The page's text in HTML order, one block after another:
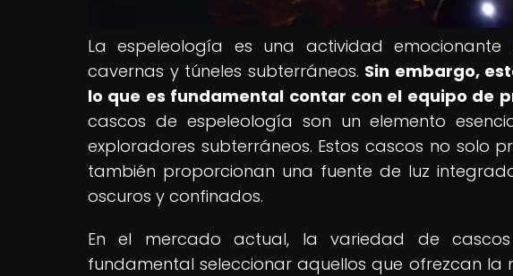
La espeleología es una actividad
cavernas y túneles subterráneos. Sin embargo,
lo que es fundamental contar con el equipo de
cascos de espeleología son un elemento
exploradores subterráneos. Estos cascos no solo
también proporcionan una fuente de luz
oscuros y confinados.
En el mercado actual, la variedad de
fundamental seleccionar aquellos que ofrezcan